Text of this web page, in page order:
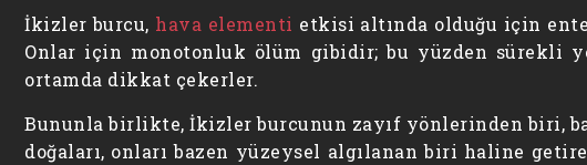
İkizler burcu, hava elementi etkisi altında olduğu için
Onlar için monotonluk ölüm gibidir; bu yüzden sürekli
ortamda dikkat çekerler.
Bununla birlikte, İkizler burcunun zayıf yönlerinden biri,
doğaları, onları bazen yüzeysel algılanan biri haline